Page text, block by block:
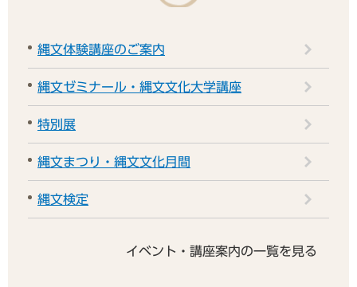
縄文体験講座のご案内
縄文ゼミナール・縄文文化大学講座
特別展
縄文まつり・縄文文化月間
縄文検定
イベント・講座案内の一覧を見る